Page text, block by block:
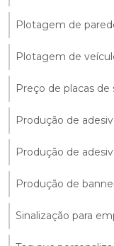
Plotagem de
Plotagem de
Preço de placas de
Produção de
Produção de
Produção de
Sinalização para